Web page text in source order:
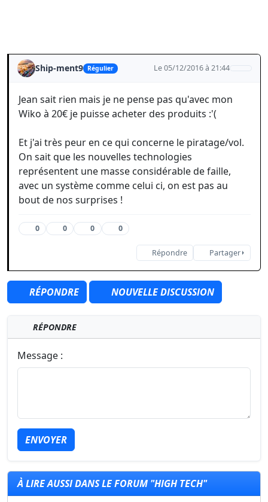
Ship-ment9 Régulier Le 05/12/2016 à 21:44
Jean sait rien mais je ne pense pas qu'avec mon
Wiko à 20€ je puisse acheter des produits :'(
Et j'ai très peur en ce qui concerne le piratage/vol.
On sait que les nouvelles technologies
représentent une masse considérable de faille,
avec un système comme celui ci, on est pas au
bout de nos surprises !
0 0 0 0
Répondre Partager
RÉPONDRE NOUVELLE DISCUSSION
RÉPONDRE
Message :
ENVOYER
À LIRE AUSSI DANS LE FORUM "HIGH TECH"